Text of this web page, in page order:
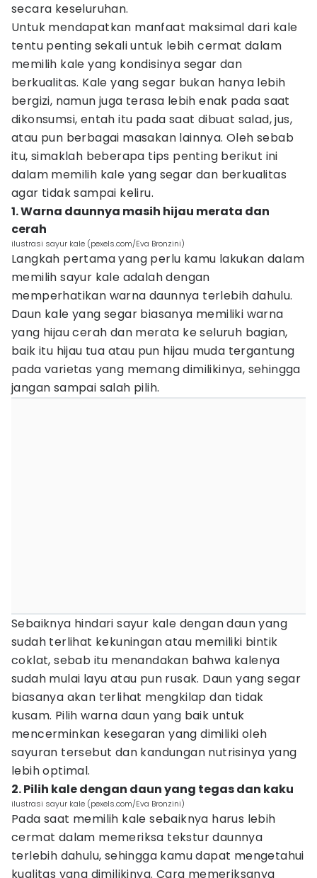
secara keseluruhan.
Untuk mendapatkan manfaat maksimal dari kale
tentu penting sekali untuk lebih cermat dalam
memilih kale yang kondisinya segar dan
berkualitas. Kale yang segar bukan hanya lebih
bergizi, namun juga terasa lebih enak pada saat
dikonsumsi, entah itu pada saat dibuat salad, jus,
atau pun berbagai masakan lainnya. Oleh sebab
itu, simaklah beberapa tips penting berikut ini
dalam memilih kale yang segar dan berkualitas
agar tidak sampai keliru.
1. Warna daunnya masih hijau merata dan
cerah
ilustrasi sayur kale (pexels.com/Eva Bronzini)
Langkah pertama yang perlu kamu lakukan dalam
memilih sayur kale adalah dengan
memperhatikan warna daunnya terlebih dahulu.
Daun kale yang segar biasanya memiliki warna
yang hijau cerah dan merata ke seluruh bagian,
baik itu hijau tua atau pun hijau muda tergantung
pada varietas yang memang dimilikinya, sehingga
jangan sampai salah pilih.
Sebaiknya hindari sayur kale dengan daun yang
sudah terlihat kekuningan atau memiliki bintik
coklat, sebab itu menandakan bahwa kalenya
sudah mulai layu atau pun rusak. Daun yang segar
biasanya akan terlihat mengkilap dan tidak
kusam. Pilih warna daun yang baik untuk
mencerminkan kesegaran yang dimiliki oleh
sayuran tersebut dan kandungan nutrisinya yang
lebih optimal.
2. Pilih kale dengan daun yang tegas dan kaku
ilustrasi sayur kale (pexels.com/Eva Bronzini)
Pada saat memilih kale sebaiknya harus lebih
cermat dalam memeriksa tekstur daunnya
terlebih dahulu, sehingga kamu dapat mengetahui
kualitas yang dimilikinya. Cara memeriksanya